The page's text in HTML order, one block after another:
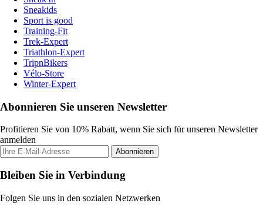
Sneakids
Sport is good
Training-Fit
Trek-Expert
Triathlon-Expert
TripnBikers
Vélo-Store
Winter-Expert
Abonnieren Sie unseren Newsletter
Profitieren Sie von 10% Rabatt, wenn Sie sich für unseren Newsletter
anmelden
Abonnieren
Bleiben Sie in Verbindung
Folgen Sie uns in den sozialen Netzwerken